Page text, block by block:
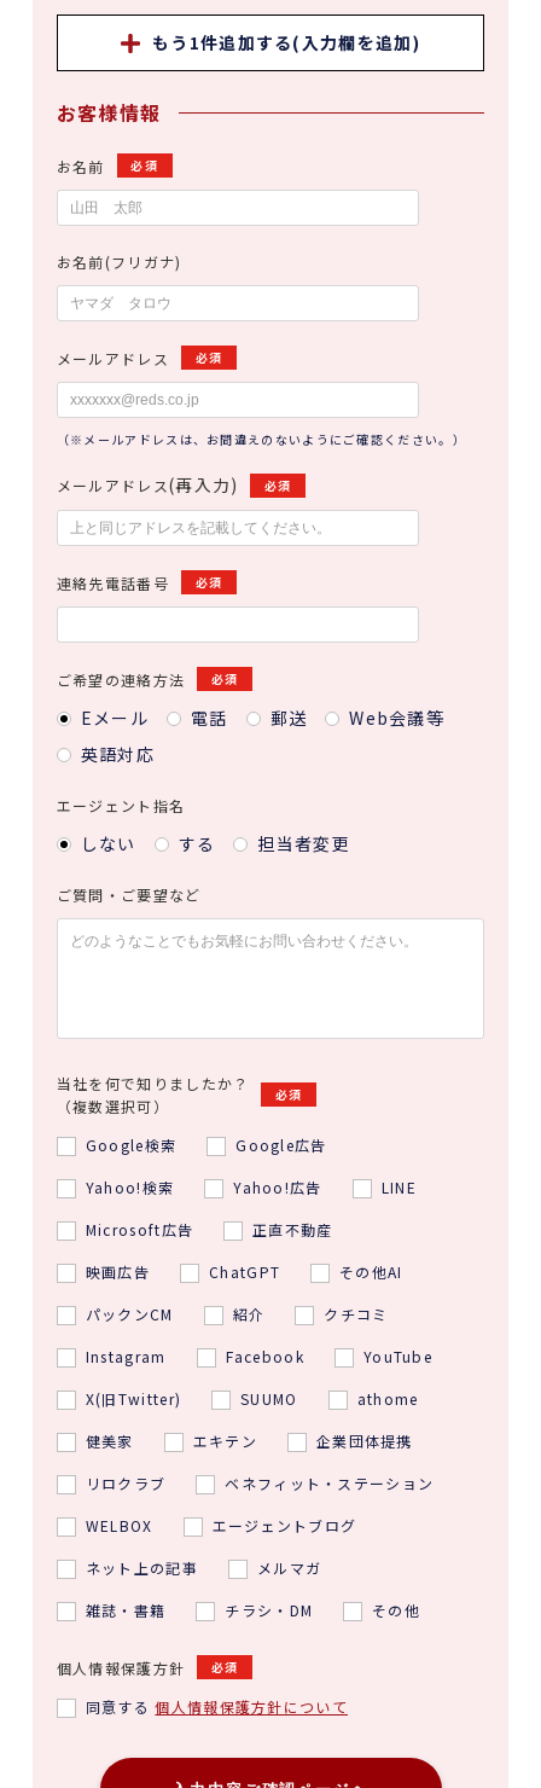
もう1件追加する(入力欄を追加)
お客様情報
お名前 必須
お名前(フリガナ)
メールアドレス 必須
（※メールアドレスは、お間違えのないようにご確認ください。）
メールアドレス(再入力) 必須
連絡先電話番号 必須
ご希望の連絡方法 必須
Eメール 電話 郵送
Web会議等
英語対応
エージェント指名
しない する 担当者変更
ご質問・ご要望など
当社を何で知りましたか？
（複数選択可）
必須
Google検索 Google広告
Yahoo!検索 Yahoo!広告 LINE
Microsoft広告 正直不動産
映画広告 ChatGPT その他AI
パックンCM 紹介 クチコミ
Instagram Facebook YouTube
X(旧Twitter) SUUMO athome
健美家 エキテン 企業団体提携
リロクラブ ベネフィット・ステーション
WELBOX エージェントブログ
ネット上の記事 メルマガ
雑誌・書籍 チラシ・DM その他
個人情報保護方針 必須
同意する 個人情報保護方針について